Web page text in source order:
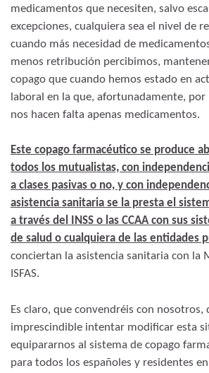
medicamentos que necesiten, salvo
excepciones, cualquiera sea el nivel de
cuando más necesidad de
menos retribución percibimos,
copago que cuando hemos estado en
laboral en la que, afortunadamente, por
nos hacen falta apenas medicamentos.
Este copago farmacéutico se produce
todos los mutualistas, con
a clases pasivas o no, y con
asistencia sanitaria se la presta el
a través del INSS o las CCAA con sus
de salud o cualquiera de las entidades
conciertan la asistencia sanitaria con la
ISFAS.
Es claro, que convendréis con nosotros,
imprescindible intentar modificar esta
equipararnos al sistema de copago
para todos los españoles y residentes en